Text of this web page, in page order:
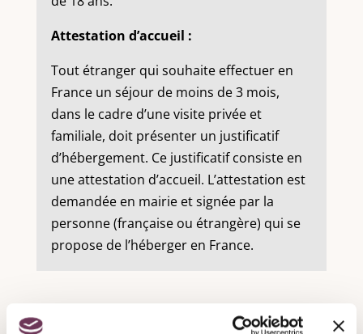
Attestation d’accueil :
Tout étranger qui souhaite effectuer en
France un séjour de moins de 3 mois,
dans le cadre d’une visite privée et
familiale, doit présenter un justificatif
d’hébergement. Ce justificatif consiste en
une attestation d’accueil. L’attestation est
demandée en mairie et signée par la
personne (française ou étrangère) qui se
propose de l’héberger en France.